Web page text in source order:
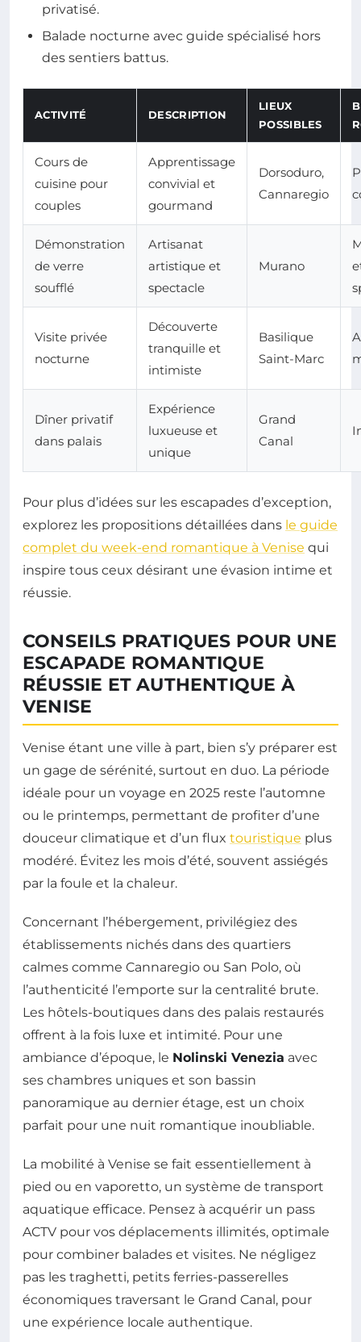
privatisé.
Balade nocturne avec guide spécialisé hors
des sentiers battus.
ACTIVITÉ DESCRIPTION
LIEUX
POSSIBLES
Cours de
cuisine pour
couples
Apprentissage
convivial et
gourmand
Dorsoduro,
Cannaregio
Démonstration
de verre
soufflé
Artisanat
artistique et
spectacle
Murano
Visite privée
nocturne
Découverte
tranquille et
intimiste
Basilique
Saint-Marc
Dîner privatif
dans palais
Expérience
luxueuse et
unique
Grand
Canal
Pour plus d’idées sur les escapades d’exception,
explorez les propositions détaillées dans le guide
complet du week-end romantique à Venise qui
inspire tous ceux désirant une évasion intime et
réussie.
CONSEILS PRATIQUES POUR UNE
ESCAPADE ROMANTIQUE
RÉUSSIE ET AUTHENTIQUE À
VENISE
Venise étant une ville à part, bien s’y préparer est
un gage de sérénité, surtout en duo. La période
idéale pour un voyage en 2025 reste l’automne
ou le printemps, permettant de profiter d’une
douceur climatique et d’un flux touristique plus
modéré. Évitez les mois d’été, souvent assiégés
par la foule et la chaleur.
Concernant l’hébergement, privilégiez des
établissements nichés dans des quartiers
calmes comme Cannaregio ou San Polo, où
l’authenticité l’emporte sur la centralité brute.
Les hôtels-boutiques dans des palais restaurés
offrent à la fois luxe et intimité. Pour une
ambiance d’époque, le Nolinski Venezia avec
ses chambres uniques et son bassin
panoramique au dernier étage, est un choix
parfait pour une nuit romantique inoubliable.
La mobilité à Venise se fait essentiellement à
pied ou en vaporetto, un système de transport
aquatique efficace. Pensez à acquérir un pass
ACTV pour vos déplacements illimités, optimale
pour combiner balades et visites. Ne négligez
pas les traghetti, petits ferries-passerelles
économiques traversant le Grand Canal, pour
une expérience locale authentique.